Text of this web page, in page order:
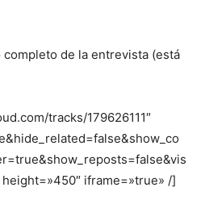
de la entrevista (está
tracks/179626111″
iframe=»true» /]